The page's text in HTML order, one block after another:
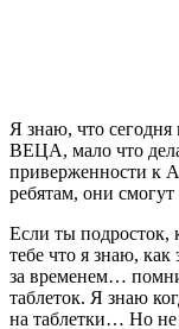
Я знаю, что сегодня
ВЕЦА, мало что
приверженности к
ребятам, они
Если ты подросток,
тебе что я знаю,
за временем…
таблеток. Я знаю
на таблетки… Но не